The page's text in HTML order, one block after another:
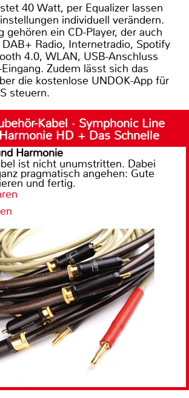
40 Watt, per Equalizer lassen
individuell verändern.
gehören ein CD-Player, der auch
Radio, Internetradio, Spotify
4.0, WLAN, USB-Anschluss
Zudem lässt sich das
die kostenlose UNDOK-App für
steuern.
Kabel · Symphonic Line
HD + Das Schnelle
Harmonie
ist nicht unumstritten. Dabei
pragmatisch angehen: Gute
und fertig.